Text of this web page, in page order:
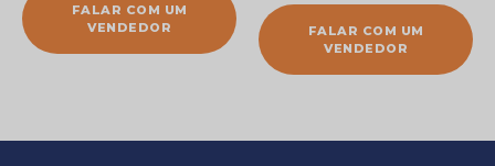
FALAR COM UM
VENDEDOR
FALAR COM UM
VENDEDOR